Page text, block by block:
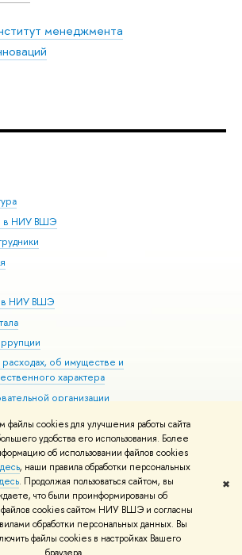
файлы cookies для улучшения работы сайта
удобства его использования. Более
об использовании файлов cookies
, наши правила обработки персональных
. Продолжая пользоваться сайтом, вы
что были проинформированы об
файлов cookies сайтом НИУ ВШЭ и согласны
обработки персональных данных. Вы
файлы cookies в настройках Вашего
✖
менеджмента
в НИУ ВШЭ
в НИУ ВШЭ
об имуществе и
характера
организации
возможностями здоровья
Адреса и контакты Условия использования
конфиденциальности Карта сайта
Slab разработаны вШколе дизайна НИУ ВШЭ